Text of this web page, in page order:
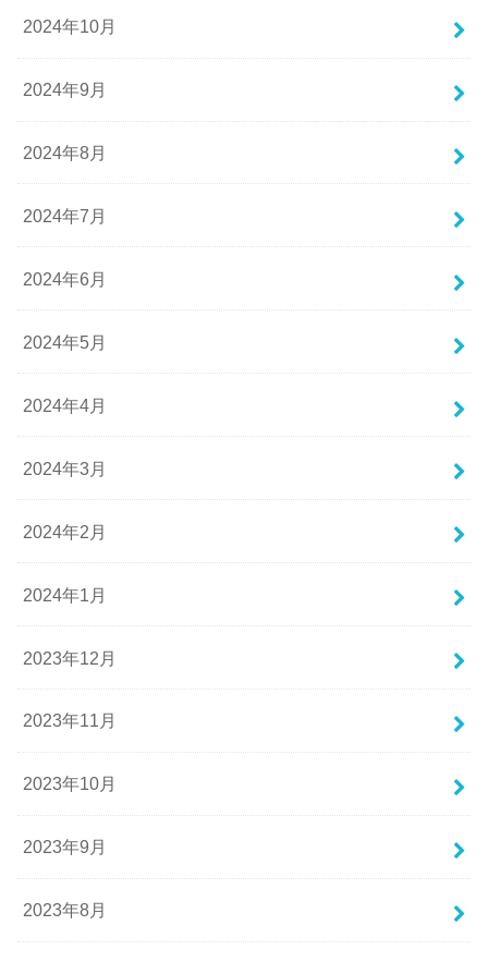
2024年10月
2024年9月
2024年8月
2024年7月
2024年6月
2024年5月
2024年4月
2024年3月
2024年2月
2024年1月
2023年12月
2023年11月
2023年10月
2023年9月
2023年8月